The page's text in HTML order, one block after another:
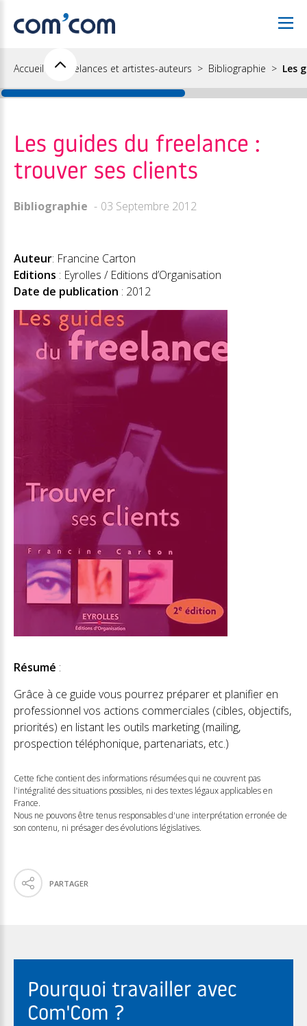
Accueil Freelances et artistes-auteurs Bibliographie Les
Les guides du freelance :
trouver ses clients
Bibliographie 03 Septembre 2012
Auteur: Francine Carton
Editions : Eyrolles / Editions d’Organisation
Date de publication : 2012
Résumé :
Grâce à ce guide vous pourrez préparer et planifier en
professionnel vos actions commerciales (cibles, objectifs,
priorités) en listant les outils marketing (mailing,
prospection téléphonique, partenariats, etc.)
Cette fiche contient des informations résumées qui ne couvrent pas
l'intégralité des situations possibles, ni des textes légaux applicables en
France.
Nous ne pouvons être tenus responsables d'une interprétation erronée de
son contenu, ni présager des évolutions législatives.
PARTAGER
Pourquoi travailler avec
Com'Com ?